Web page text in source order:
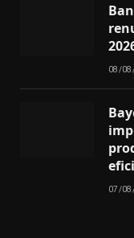
08/
07/